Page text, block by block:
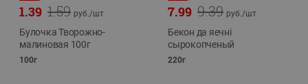
1.59
1.39 руб./шт
Булочка Творожно-
малиновая 100г
100г
9.39
7.99 руб./шт
Бекон да яечнi
сырокопченый
220г